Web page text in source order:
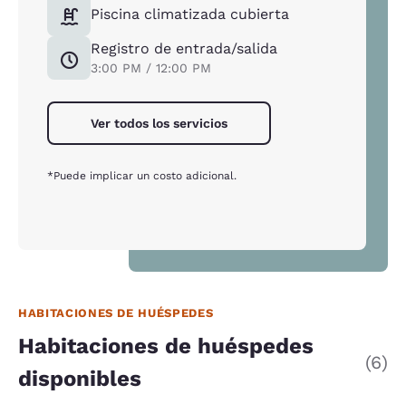
Piscina climatizada cubierta
Registro de entrada/salida
3:00 PM / 12:00 PM
Ver todos los servicios
*Puede implicar un costo adicional.
HABITACIONES DE HUÉSPEDES
Habitaciones de huéspedes
disponibles
(6)